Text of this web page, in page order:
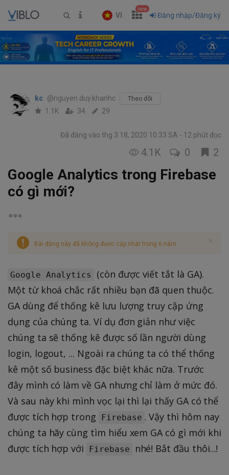
VI
new
Đăng nhập/Đăng ký
kc @nguyen.duy.khanhc Theo dõi
1.1K 34 29
Đã đăng vào thg 3 18, 2020 10:33 SA 12 phút đọc
4.1K 0 2
Google Analytics trong Firebase
có gì mới?
Bài đăng này đã không được cập nhật trong 6 năm
Google Analytics
(còn được viết tắt là GA).
Một từ khoá chắc rất nhiều bạn đã quen thuộc.
GA dùng để thống kê lưu lượng truy cập ứng
dụng của chúng ta. Ví dụ đơn giản như việc
chúng ta sẽ thống kê được số lần người dùng
login, logout, ... Ngoài ra chúng ta có thể thống
kê một số business đặc biệt khác nữa. Trước
đây mình có làm về GA nhưng chỉ làm ở mức đó.
Và sau này khi mình vọc lại thì lại thấy GA có thể
được tích hợp trong
Firebase . Vậy thì hôm nay
chúng ta hãy cùng tìm hiểu xem GA có gì mới khi
được tích hợp với
Firebase nhé! Bắt đầu thôi...!